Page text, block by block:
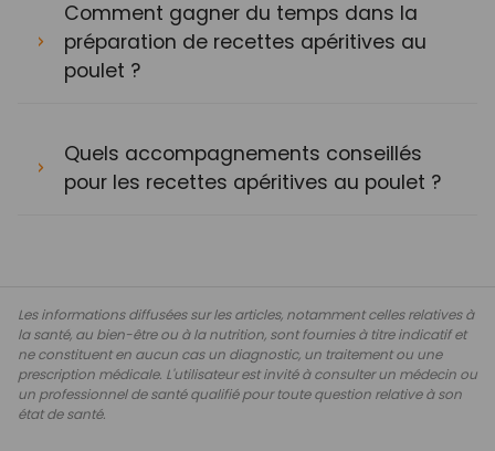
Comment gagner du temps dans la
préparation de recettes apéritives au
poulet ?
Quels accompagnements conseillés
pour les recettes apéritives au poulet ?
Les informations diffusées sur les articles, notamment celles relatives à
la santé, au bien-être ou à la nutrition, sont fournies à titre indicatif et
ne constituent en aucun cas un diagnostic, un traitement ou une
prescription médicale. L'utilisateur est invité à consulter un médecin ou
un professionnel de santé qualifié pour toute question relative à son
état de santé.